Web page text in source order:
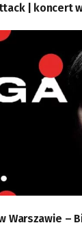
| koncert
Warszawie –